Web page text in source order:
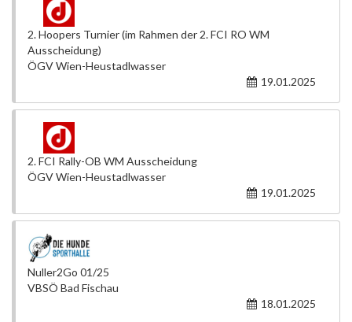
2. Hoopers Turnier (im Rahmen der 2. FCI RO WM
Ausscheidung)
ÖGV Wien-Heustadlwasser
19.01.2025
2. FCI Rally-OB WM Ausscheidung
ÖGV Wien-Heustadlwasser
19.01.2025
Nuller2Go 01/25
VBSÖ Bad Fischau
18.01.2025